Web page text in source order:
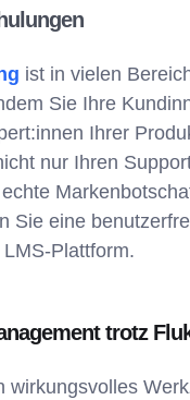
ist in vielen
Sie Ihre
Ihrer
nur Ihren
Sie eine
Plattform.
trotz
wirkungsvolles